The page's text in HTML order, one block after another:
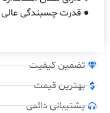
● قدرت چسبندگی
تضمین کیفیت
بهترین قیمت
پشتیبانی دائمی